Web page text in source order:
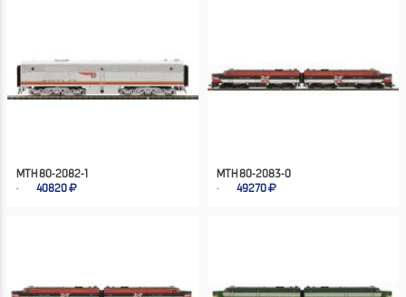
MTH 80-2082-1
40820
MTH 80-2083-0
49270